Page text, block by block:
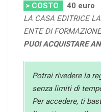
> COSTO
40 euro
LA CASA EDITRICE
ENTE DI
PUOI ACQUISTARE
Potrai rivedere la
senza limiti di
Per accedere, ti